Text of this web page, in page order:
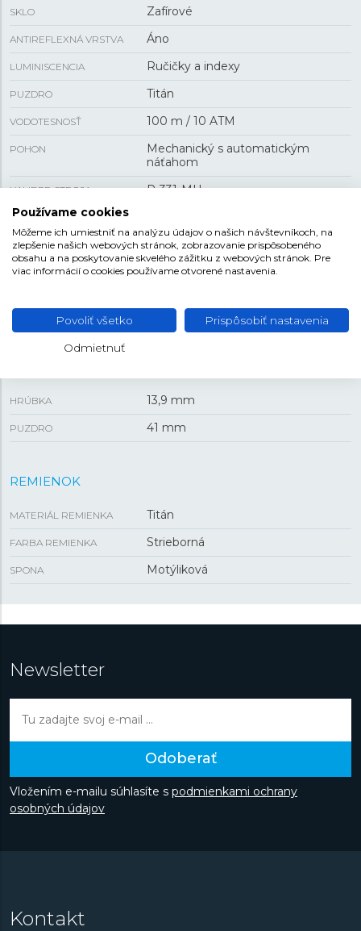
SKLO Zafírové
ANTIREFLEXNÁ VRSTVA Áno
LUMINISCENCIA Ručičky a indexy
PUZDRO Titán
VODOTESNOSŤ 100 m / 10 ATM
POHON
Mechanický s automatickým
náťahom
KALIBER STROJA P-331-MH
REZERVA CHODU
MANUFAKTÚRNY
STROJČEK
Áno
FUNKCIA Chronometer (C.O.S.C.)
HRÚBKA 13,9 mm
PUZDRO 41 mm
REMIENOK
MATERIÁL REMIENKA Titán
FARBA REMIENKA Strieborná
SPONA Motýliková
Newsletter
Odoberať
Vložením e-mailu súhlasíte s podmienkami ochrany
osobných údajov
Kontakt
Používame cookies
Môžeme ich umiestniť na analýzu údajov o našich návštevníkoch, na
zlepšenie našich webových stránok, zobrazovanie prispôsobeného
obsahu a na poskytovanie skvelého zážitku z webových stránok. Pre
viac informácií o cookies používame otvorené nastavenia.
Povoliť všetko Prispôsobiť nastavenia
Odmietnuť